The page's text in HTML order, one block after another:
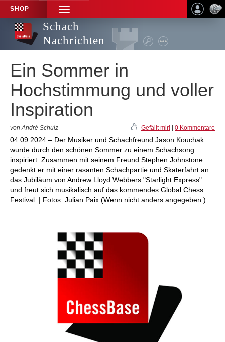
SHOP
TOGGLE
NAVIGATION
Schach
Nachrichten
Ein Sommer in
Hochstimmung und voller
Inspiration
von André Schulz Gefällt mir! 0 Kommentare
04.09.2024 – Der Musiker und Schachfreund Jason Kouchak
wurde durch den schönen Sommer zu einem Schachsong
inspiriert. Zusammen mit seinem Freund Stephen Johnstone
gedenkt er mit einer rasanten Schachpartie und Skaterfahrt an
das Jubiläum von Andrew Lloyd Webbers "Starlight Express"
und freut sich musikalisch auf das kommendes Global Chess
Festival. | Fotos: Julian Paix (Wenn nicht anders angegeben.)